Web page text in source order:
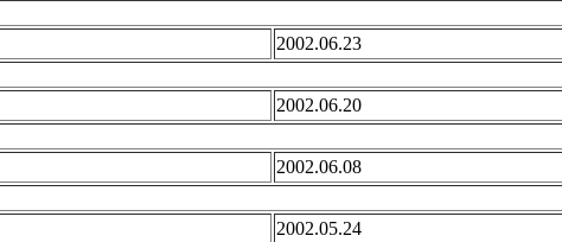
2002.06.23
2002.06.20
2002.06.08
2002.05.24